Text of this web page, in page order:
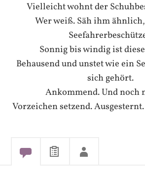
Vielleicht wohnt der
Wer weiß. Säh ihm
Sonnig bis windig ist
Behausend und unstet wie ein
sich gehört.
Ankommend. Und noch
Vorzeichen setzend.